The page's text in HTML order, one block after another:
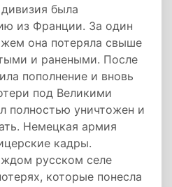
была
из Франции. За один
она потеряла свыше
и ранеными. После
пополнение и вновь
под Великими
полностью уничтожен и
Немецкая армия
кадры.
русском селе
которые понесла